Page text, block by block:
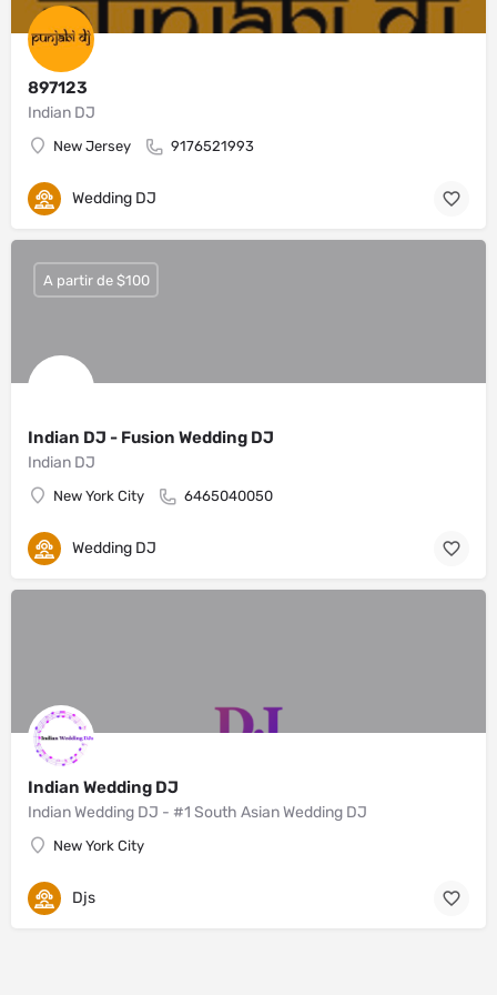
897123
Indian DJ
New Jersey 9176521993
Wedding DJ
Indian DJ - Fusion Wedding DJ
Indian DJ
New York City 6465040050
A partir de $100
Wedding DJ
Indian Wedding DJ
Indian Wedding DJ - #1 South Asian Wedding DJ
New York City
Djs